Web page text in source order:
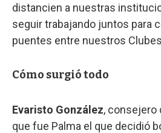
distancien a nuestras
seguir trabajando juntos para
puentes entre nuestros
Cómo surgió todo
Evaristo González, consejero
que fue Palma el que decidió